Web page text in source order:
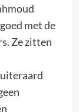
met de
Ze zitten